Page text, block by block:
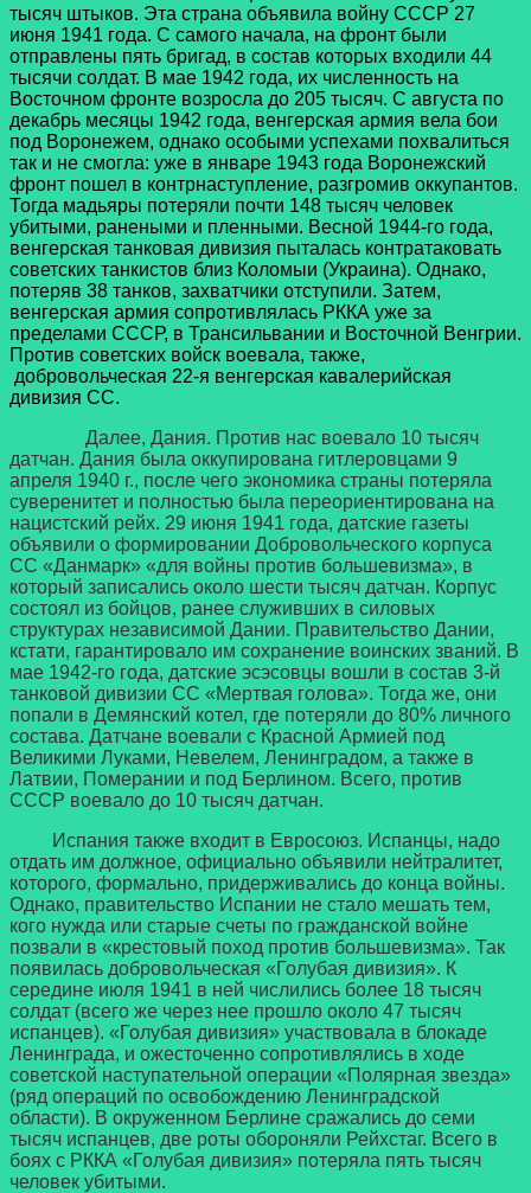
тысяч штыков. Эта страна объявила войну СССР 27
июня 1941 года. С самого начала, на фронт были
отправлены пять бригад, в состав которых входили 44
тысячи солдат. В мае 1942 года, их численность на
Восточном фронте возросла до 205 тысяч. С августа по
декабрь месяцы 1942 года, венгерская армия вела бои
под Воронежем, однако особыми успехами похвалиться
так и не смогла: уже в январе 1943 года Воронежский
фронт пошел в контрнаступление, разгромив оккупантов.
Тогда мадьяры потеряли почти 148 тысяч человек
убитыми, ранеными и пленными. Весной 1944-го года,
венгерская танковая дивизия пыталась контратаковать
советских танкистов близ Коломыи (Украина). Однако,
потеряв 38 танков, захватчики отступили. Затем,
венгерская армия сопротивлялась РККА уже за
пределами СССР, в Трансильвании и Восточной Венгрии.
Против советских войск воевала, также,
добровольческая 22-я венгерская кавалерийская
дивизия СС.
Далее, Дания. Против нас воевало 10 тысяч
датчан. Дания была оккупирована гитлеровцами 9
апреля 1940 г., после чего экономика страны потеряла
суверенитет и полностью была переориентирована на
нацистский рейх. 29 июня 1941 года, датские газеты
объявили о формировании Добровольческого корпуса
СС «Данмарк» «для войны против большевизма», в
который записались около шести тысяч датчан. Корпус
состоял из бойцов, ранее служивших в силовых
структурах независимой Дании. Правительство Дании,
кстати, гарантировало им сохранение воинских званий. В
мае 1942-го года, датские эсэсовцы вошли в состав 3-й
танковой дивизии СС «Мертвая голова». Тогда же, они
попали в Демянский котел, где потеряли до 80% личного
состава. Датчане воевали с Красной Армией под
Великими Луками, Невелем, Ленинградом, а также в
Латвии, Померании и под Берлином. Всего, против
СССР воевало до 10 тысяч датчан.
Испания также входит в Евросоюз. Испанцы, надо
отдать им должное, официально объявили нейтралитет,
которого, формально, придерживались до конца войны.
Однако, правительство Испании не стало мешать тем,
кого нужда или старые счеты по гражданской войне
позвали в «крестовый поход против большевизма». Так
появилась добровольческая «Голубая дивизия». К
середине июля 1941 в ней числились более 18 тысяч
солдат (всего же через нее прошло около 47 тысяч
испанцев). «Голубая дивизия» участвовала в блокаде
Ленинграда, и ожесточенно сопротивлялись в ходе
советской наступательной операции «Полярная звезда»
(ряд операций по освобождению Ленинградской
области). В окруженном Берлине сражались до семи
тысяч испанцев, две роты обороняли Рейхстаг. Всего в
боях с РККА «Голубая дивизия» потеряла пять тысяч
человек убитыми.